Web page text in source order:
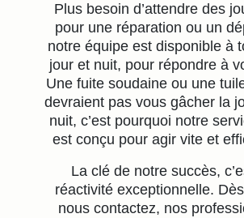
Plus besoin d’attendre des
pour une réparation ou un
notre équipe est disponible à
jour et nuit, pour répondre à
Une fuite soudaine ou une
devraient pas vous gâcher la
nuit, c’est pourquoi notre
est conçu pour agir vite et
La clé de notre succès,
réactivité exceptionnelle.
nous contactez, nos